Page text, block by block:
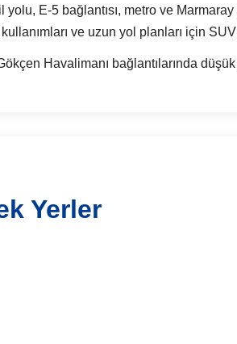
E-5 bağlantısı, metro ve
ve uzun yol planları için
Havalimanı bağlantılarında
Yerler